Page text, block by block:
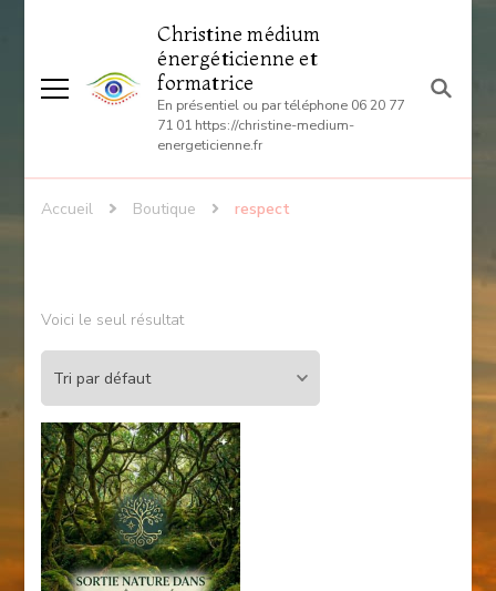
Christine médium
énergéticienne et
formatrice
En présentiel ou par téléphone 06 20 77
71 01 https://christine-medium-
energeticienne.fr
Accueil Boutique respect
Voici le seul résultat